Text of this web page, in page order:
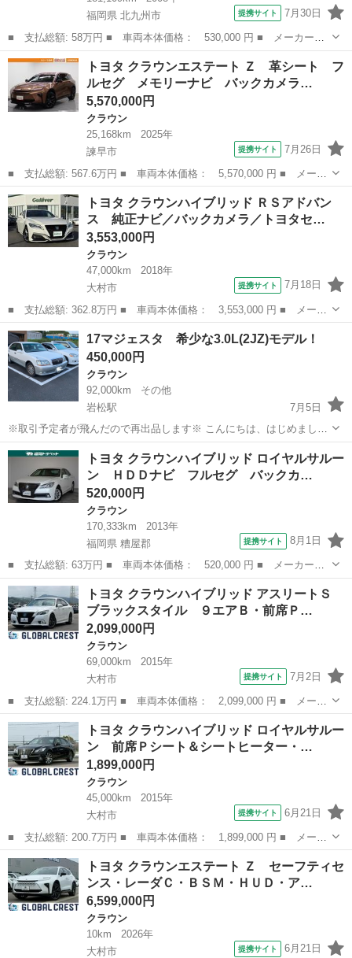
福岡県 北九州市
提携サイト 7月30日
■ 支払総額: 58万円 ■ 車両本体価格： 530,000 円 ■ メーカー
名： トヨタ ■ 車種名： クラウンハイブリッド ■ グレード
名： ベースグレード ナビテレビ ＥＴＣ 社外アルミホイール
エアロ アイドリング...
福岡 北九州市 クラウン
トヨタ クラウンエステート Ｚ 革シート フ
ルセグ メモリーナビ バックカメラ…
5,570,000円
クラウン
25,168km
2025年
諫早市
提携サイト 7月26日
■ 支払総額: 567.6万円 ■ 車両本体価格： 5,570,000 円 ■ メーカ
ー名： トヨタ ■ 車種名： クラウンエステート ■ グレード
名： Ｚ 革シート フルセグ メモリーナビ バックカメラ 衝突
被害軽減シス...
長崎 諫早市 クラウン
トヨタ クラウンハイブリッド ＲＳアドバン
ス 純正ナビ／バックカメラ／トヨタセ…
3,553,000円
クラウン
47,000km
2018年
大村市
提携サイト 7月18日
■ 支払総額: 362.8万円 ■ 車両本体価格： 3,553,000 円 ■ メーカ
ー名： トヨタ ■ 車種名： クラウンハイブリッド ■ グレード
名： ＲＳアドバンス 純正ナビ／バックカメラ／トヨタセーフティ
センス／Ｅ...
長崎 大村市
17マジェスタ 希少な3.0L(2JZ)モデル！
450,000円
クラウン
92,000km
その他
岩松駅
7月5日
※取引予定者が飛んだので再出品します※ こんにちは、はじめまし
て。 今回はトヨタの17マジェスタ(2JZ)の代理出品です。 お探しの
方、いかがでしょうか。 ◼️車両情報◼️ ・メーカー：トヨタ ・車種：
長崎 大村市 岩松駅 クラウン マジェスタ
トヨタ クラウンハイブリッド ロイヤルサルー
ン ＨＤＤナビ フルセグ バックカ…
520,000円
クラウン
170,333km
2013年
福岡県 糟屋郡
提携サイト 8月1日
■ 支払総額: 63万円 ■ 車両本体価格： 520,000 円 ■ メーカー
名： トヨタ ■ 車種名： クラウンハイブリッド ■ グレード
名： ロイヤルサルーン ＨＤＤナビ フルセグ バックカメラ Ｅ
ＴＣ ＨＩＤヘッドラ...
福岡 糟屋郡 クラウン
トヨタ クラウンハイブリッド アスリートＳ
ブラックスタイル ９エアＢ・前席Ｐ…
2,099,000円
クラウン
69,000km
2015年
大村市
提携サイト 7月2日
■ 支払総額: 224.1万円 ■ 車両本体価格： 2,099,000 円 ■ メーカ
ー名： トヨタ ■ 車種名： クラウンハイブリッド ■ グレード
名： アスリートＳ ブラックスタイル ９エアＢ・前席Ｐシート／
シートＨ・...
長崎 大村市 クラウン
トヨタ クラウンハイブリッド ロイヤルサルー
ン 前席Ｐシート＆シートヒーター・…
1,899,000円
クラウン
45,000km
2015年
大村市
提携サイト 6月21日
■ 支払総額: 200.7万円 ■ 車両本体価格： 1,899,000 円 ■ メーカ
ー名： トヨタ ■ 車種名： クラウンハイブリッド ■ グレード
名： ロイヤルサルーン 前席Ｐシート＆シートヒーター・ハンドル
ヒーター・...
長崎 大村市 クラウン
トヨタ クラウンエステート Ｚ セーフティセ
ンス・レーダＣ・ＢＳＭ・ＨＵＤ・ア…
6,599,000円
クラウン
10km
2026年
大村市
提携サイト 6月21日